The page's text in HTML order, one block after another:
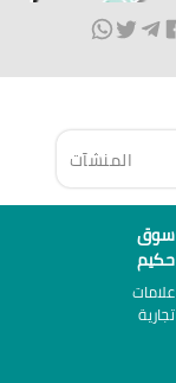
المنشآت
سوق
حكيم
علامات
تجارية